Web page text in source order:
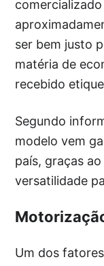
ser bem justo
matéria de
recebido
Segundo
modelo vem
país, graças
versatilidade
Um dos